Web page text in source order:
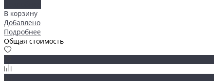
В корзину
Добавлено
Подробнее
Общая стоимость